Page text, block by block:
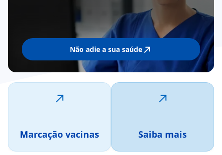
Não adie a sua saúde
Marcação vacinas Saiba mais